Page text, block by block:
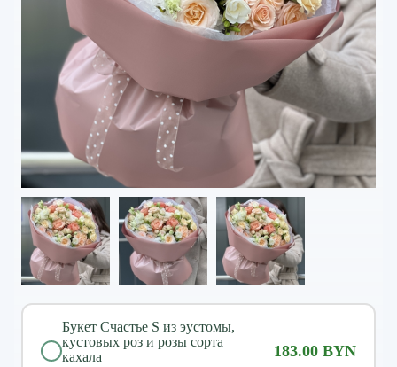
Букет Счастье S из эустомы,
кустовых роз и розы сорта
кахала
183.00 BYN